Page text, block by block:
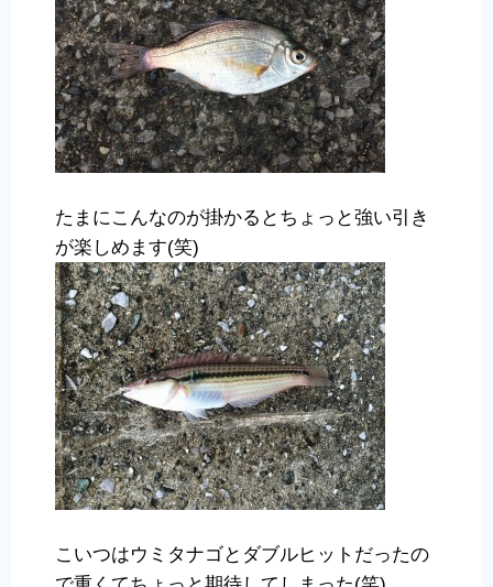
たまにこんなのが掛かるとちょっと強い引き
が楽しめます(笑)
こいつはウミタナゴとダブルヒットだったの